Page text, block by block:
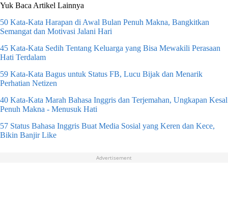
Yuk Baca Artikel Lainnya
50 Kata-Kata Harapan di Awal Bulan Penuh Makna, Bangkitkan
Semangat dan Motivasi Jalani Hari
45 Kata-Kata Sedih Tentang Keluarga yang Bisa Mewakili Perasaan
Hati Terdalam
59 Kata-Kata Bagus untuk Status FB, Lucu Bijak dan Menarik
Perhatian Netizen
40 Kata-Kata Marah Bahasa Inggris dan Terjemahan, Ungkapan Kesal
Penuh Makna - Menusuk Hati
57 Status Bahasa Inggris Buat Media Sosial yang Keren dan Kece,
Bikin Banjir Like
Advertisement